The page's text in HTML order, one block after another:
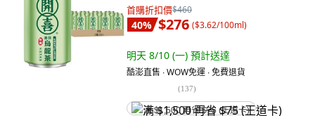
首購折扣價$460
40% $276 ($3.62/100ml)
明天 8/10 (一) 預計送達
酷澎直售 ∙ WOW免運 ∙ 免費退貨
(137)
满 $1,500 再省 $75 (王道卡)